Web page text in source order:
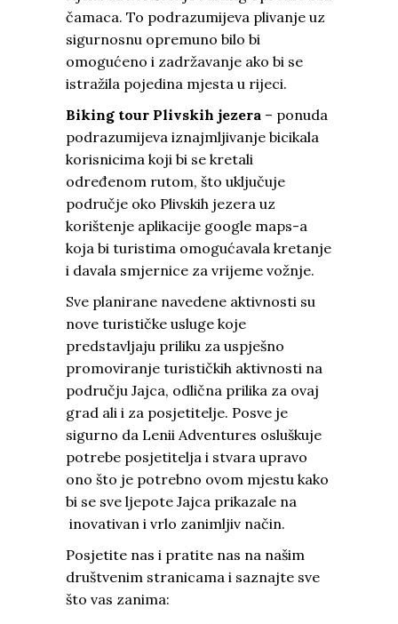
čamaca. To podrazumijeva plivanje uz
sigurnosnu opremuno bilo bi
omogućeno i zadržavanje ako bi se
istražila pojedina mjesta u rijeci.
Biking tour Plivskih jezera – ponuda
podrazumijeva iznajmljivanje bicikala
korisnicima koji bi se kretali
određenom rutom, što uključuje
područje oko Plivskih jezera uz
korištenje aplikacije google maps-a
koja bi turistima omogućavala kretanje
i davala smjernice za vrijeme vožnje.
Sve planirane navedene aktivnosti su
nove turističke usluge koje
predstavljaju priliku za uspješno
promoviranje turističkih aktivnosti na
području Jajca, odlična prilika za ovaj
grad ali i za posjetitelje. Posve je
sigurno da Lenii Adventures osluškuje
potrebe posjetitelja i stvara upravo
ono što je potrebno ovom mjestu kako
bi se sve ljepote Jajca prikazale na
inovativan i vrlo zanimljiv način.
Posjetite nas i pratite nas na našim
društvenim stranicama i saznajte sve
što vas zanima: